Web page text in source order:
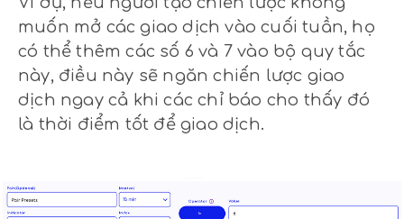
muốn mở các giao dịch vào cuối tuần, họ
có thể thêm các số 6 và 7 vào bộ quy tắc
này, điều này sẽ ngăn chiến lược giao
dịch ngay cả khi các chỉ báo cho thấy đó
là thời điểm tốt để giao dịch.